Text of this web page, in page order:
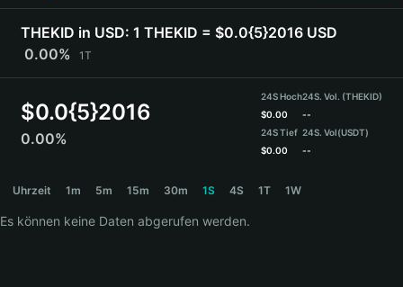
Português (Portugal)
Bahasa Indonesia
ภาษาไทย
हिन्दी
Español
Português (Brasil)
THEKID in USD: 1 THEKID = $0.0{5}2016 USD
0.00%
1T
$0.0{5}2016
0.00%
24S Hoch
$0.00
24S Tief
$0.00
24S. Vol. (THEKID)
--
24S. Vol(USDT)
--
Uhrzeit 1m 5m 15m 30m 1S 4S 1T 1W
Es können keine Daten abgerufen werden.